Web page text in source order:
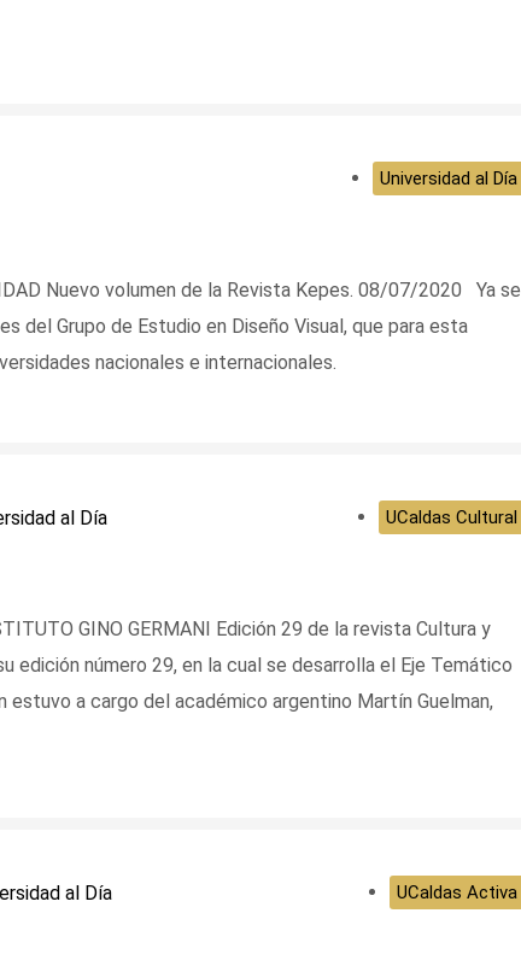
Universidad al Día
Nuevo volumen de la Revista Kepes. 08/07/2020 Ya se
del Grupo de Estudio en Diseño Visual, que para esta
nacionales e internacionales.
al Día UCaldas Cultural
GINO GERMANI Edición 29 de la revista Cultura y
edición número 29, en la cual se desarrolla el Eje Temático
estuvo a cargo del académico argentino Martín Guelman,
al Día UCaldas Activa